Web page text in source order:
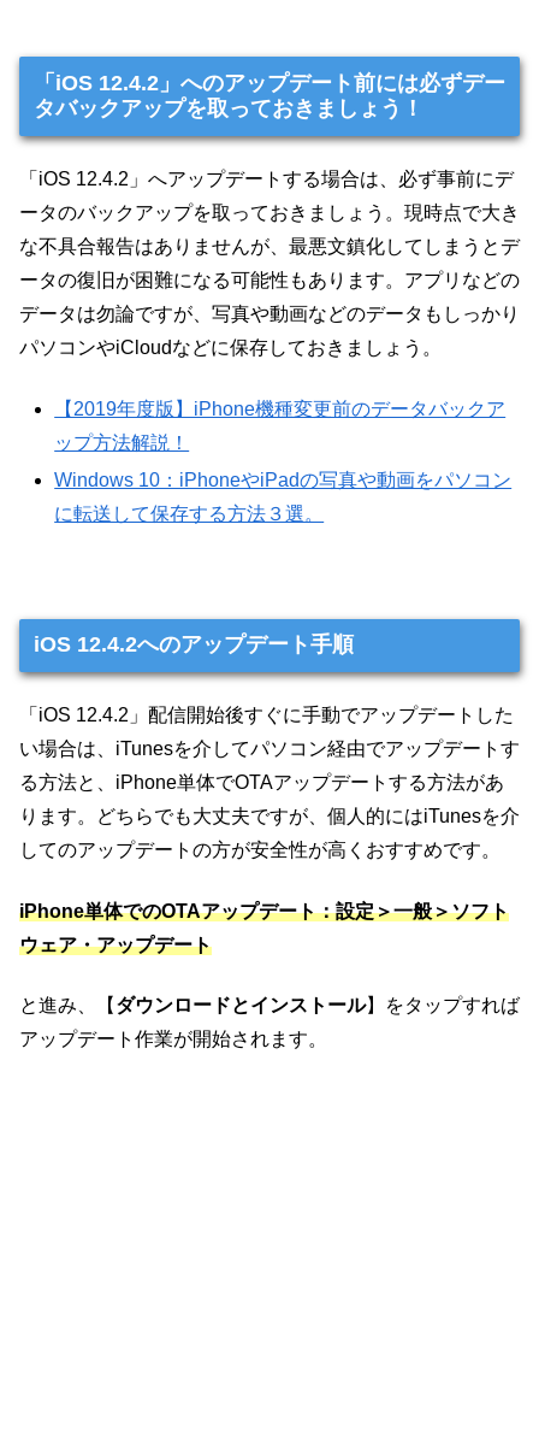
「iOS 12.4.2」へのアップデート前には必ずデー
タバックアップを取っておきましょう！
「iOS 12.4.2」へアップデートする場合は、必ず事前にデ
ータのバックアップを取っておきましょう。現時点で大き
な不具合報告はありませんが、最悪文鎮化してしまうとデ
ータの復旧が困難になる可能性もあります。アプリなどの
データは勿論ですが、写真や動画などのデータもしっかり
パソコンやiCloudなどに保存しておきましょう。
【2019年度版】iPhone機種変更前のデータバックア
ップ方法解説！
Windows 10：iPhoneやiPadの写真や動画をパソコン
に転送して保存する方法３選。
iOS 12.4.2へのアップデート手順
「iOS 12.4.2」配信開始後すぐに手動でアップデートした
い場合は、iTunesを介してパソコン経由でアップデートす
る方法と、iPhone単体でOTAアップデートする方法があ
ります。どちらでも大丈夫ですが、個人的にはiTunesを介
してのアップデートの方が安全性が高くおすすめです。
iPhone単体でのOTAアップデート：設定＞一般＞ソフト
ウェア・アップデート
と進み、【 ダウンロードとインストール】をタップすれば
アップデート作業が開始されます。